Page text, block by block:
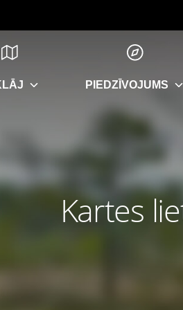
PIEDZĪVOJUMS
Kartes